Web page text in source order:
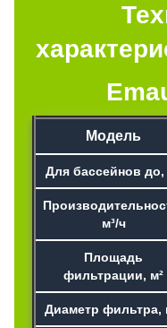
Модель
Для бассейнов до,
м³/ч
Площадь
фильтрации, м²
Диаметр фильтра,